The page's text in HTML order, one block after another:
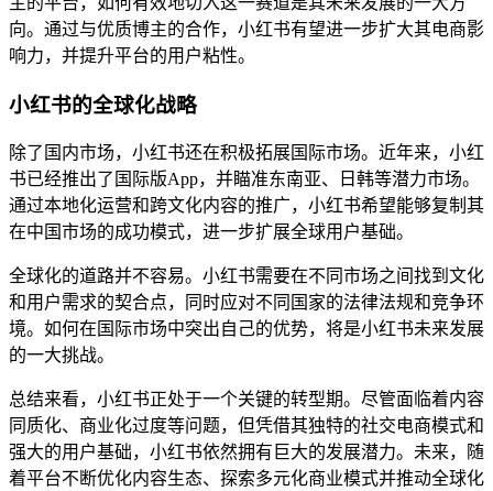
向。通过与优质博主的合作，小红书有望进一步扩大其电商影
响力，并提升平台的用户粘性。
小红书的全球化战略
除了国内市场，小红书还在积极拓展国际市场。近年来，小红
书已经推出了国际版App，并瞄准东南亚、日韩等潜力市场。
通过本地化运营和跨文化内容的推广，小红书希望能够复制其
在中国市场的成功模式，进一步扩展全球用户基础。
全球化的道路并不容易。小红书需要在不同市场之间找到文化
和用户需求的契合点，同时应对不同国家的法律法规和竞争环
境。如何在国际市场中突出自己的优势，将是小红书未来发展
的一大挑战。
总结来看，小红书正处于一个关键的转型期。尽管面临着内容
同质化、商业化过度等问题，但凭借其独特的社交电商模式和
强大的用户基础，小红书依然拥有巨大的发展潜力。未来，随
着平台不断优化内容生态、探索多元化商业模式并推动全球化